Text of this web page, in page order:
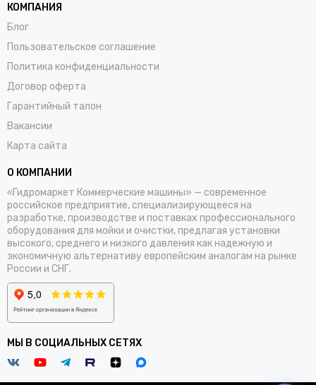
КОМПАНИЯ
Блог
Пользовательское соглашение
Политика конфиденциальности
Договор оферта
Гарантийный талон
Вакансии
Карта сайта
О КОМПАНИИ
«Гидромаркет Коммерческие машины» — современное
российское предприятие, специализирующееся на
разработке, производстве и поставках профессионального
оборудования для мойки и очистки, предлагая установки
высокого, среднего и низкого давления как надежную и
экономичную альтернативу европейским аналогам на рынке
России и СНГ.
МЫ В СОЦИАЛЬНЫХ СЕТЯХ